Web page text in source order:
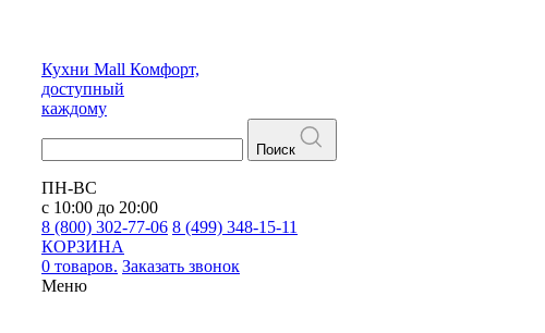
Кухни Mall Комфорт,
доступный
каждому
Поиск
ПН-ВС
с 10:00 до 20:00
8 (800) 302-77-06 8 (499) 348-15-11
КОРЗИНА
0 товаров. Заказать звонок
Меню